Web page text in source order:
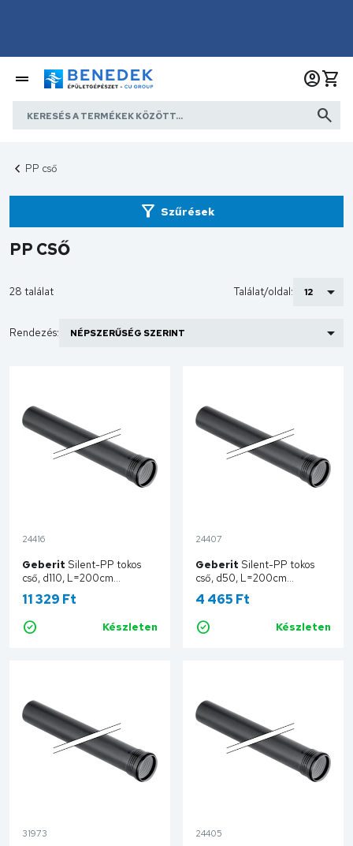
PP cső
PP CSŐ
28 találat Találat/oldal:
Rendezés:
24416
Geberit Silent-PP tokos
cső, d110, L=200cm
390.506.14.1
11 329 Ft
Készleten
Kosárba
24407
Geberit Silent-PP tokos
cső, d50, L=200cm
390.206.14.1
4 465 Ft
Készleten
Kosárba
31973 24405
Szűrések